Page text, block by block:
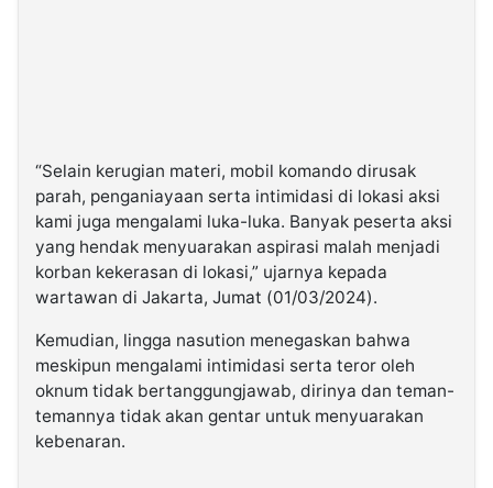
“Selain kerugian materi, mobil komando dirusak
parah, penganiayaan serta intimidasi di lokasi aksi
kami juga mengalami luka-luka. Banyak peserta aksi
yang hendak menyuarakan aspirasi malah menjadi
korban kekerasan di lokasi,” ujarnya kepada
wartawan di Jakarta, Jumat (01/03/2024).
Kemudian, lingga nasution menegaskan bahwa
meskipun mengalami intimidasi serta teror oleh
oknum tidak bertanggungjawab, dirinya dan teman-
temannya tidak akan gentar untuk menyuarakan
kebenaran.